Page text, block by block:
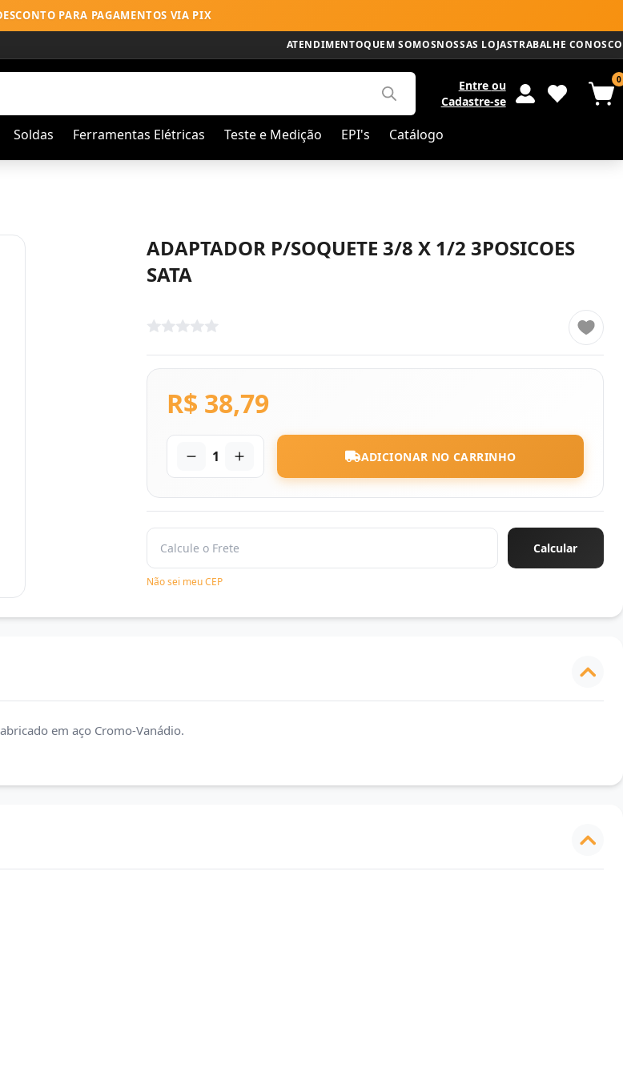
PARA PAGAMENTOS VIA PIX
ATENDIMENTOQUEM SOMOSNOSSAS LOJASTRABALHE CONOSCO
Soldas Ferramentas Elétricas Teste e Medição EPI's Catálogo
Entre ou
Cadastre-se
0
ADAPTADOR P/SOQUETE 3/8 X 1/2 3POSICOES
SATA
R$ 38,79
1 ADICIONAR NO CARRINHO
Não sei meu CEP
em aço Cromo-Vanádio.